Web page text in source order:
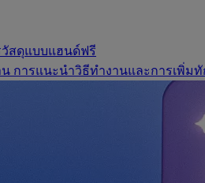
วัสดุแบบแฮนด์ฟรี
น การแนะนำวิธีทำงานและการเพิ่มทั